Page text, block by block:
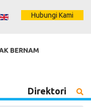
Hubungi Kami
Direktori